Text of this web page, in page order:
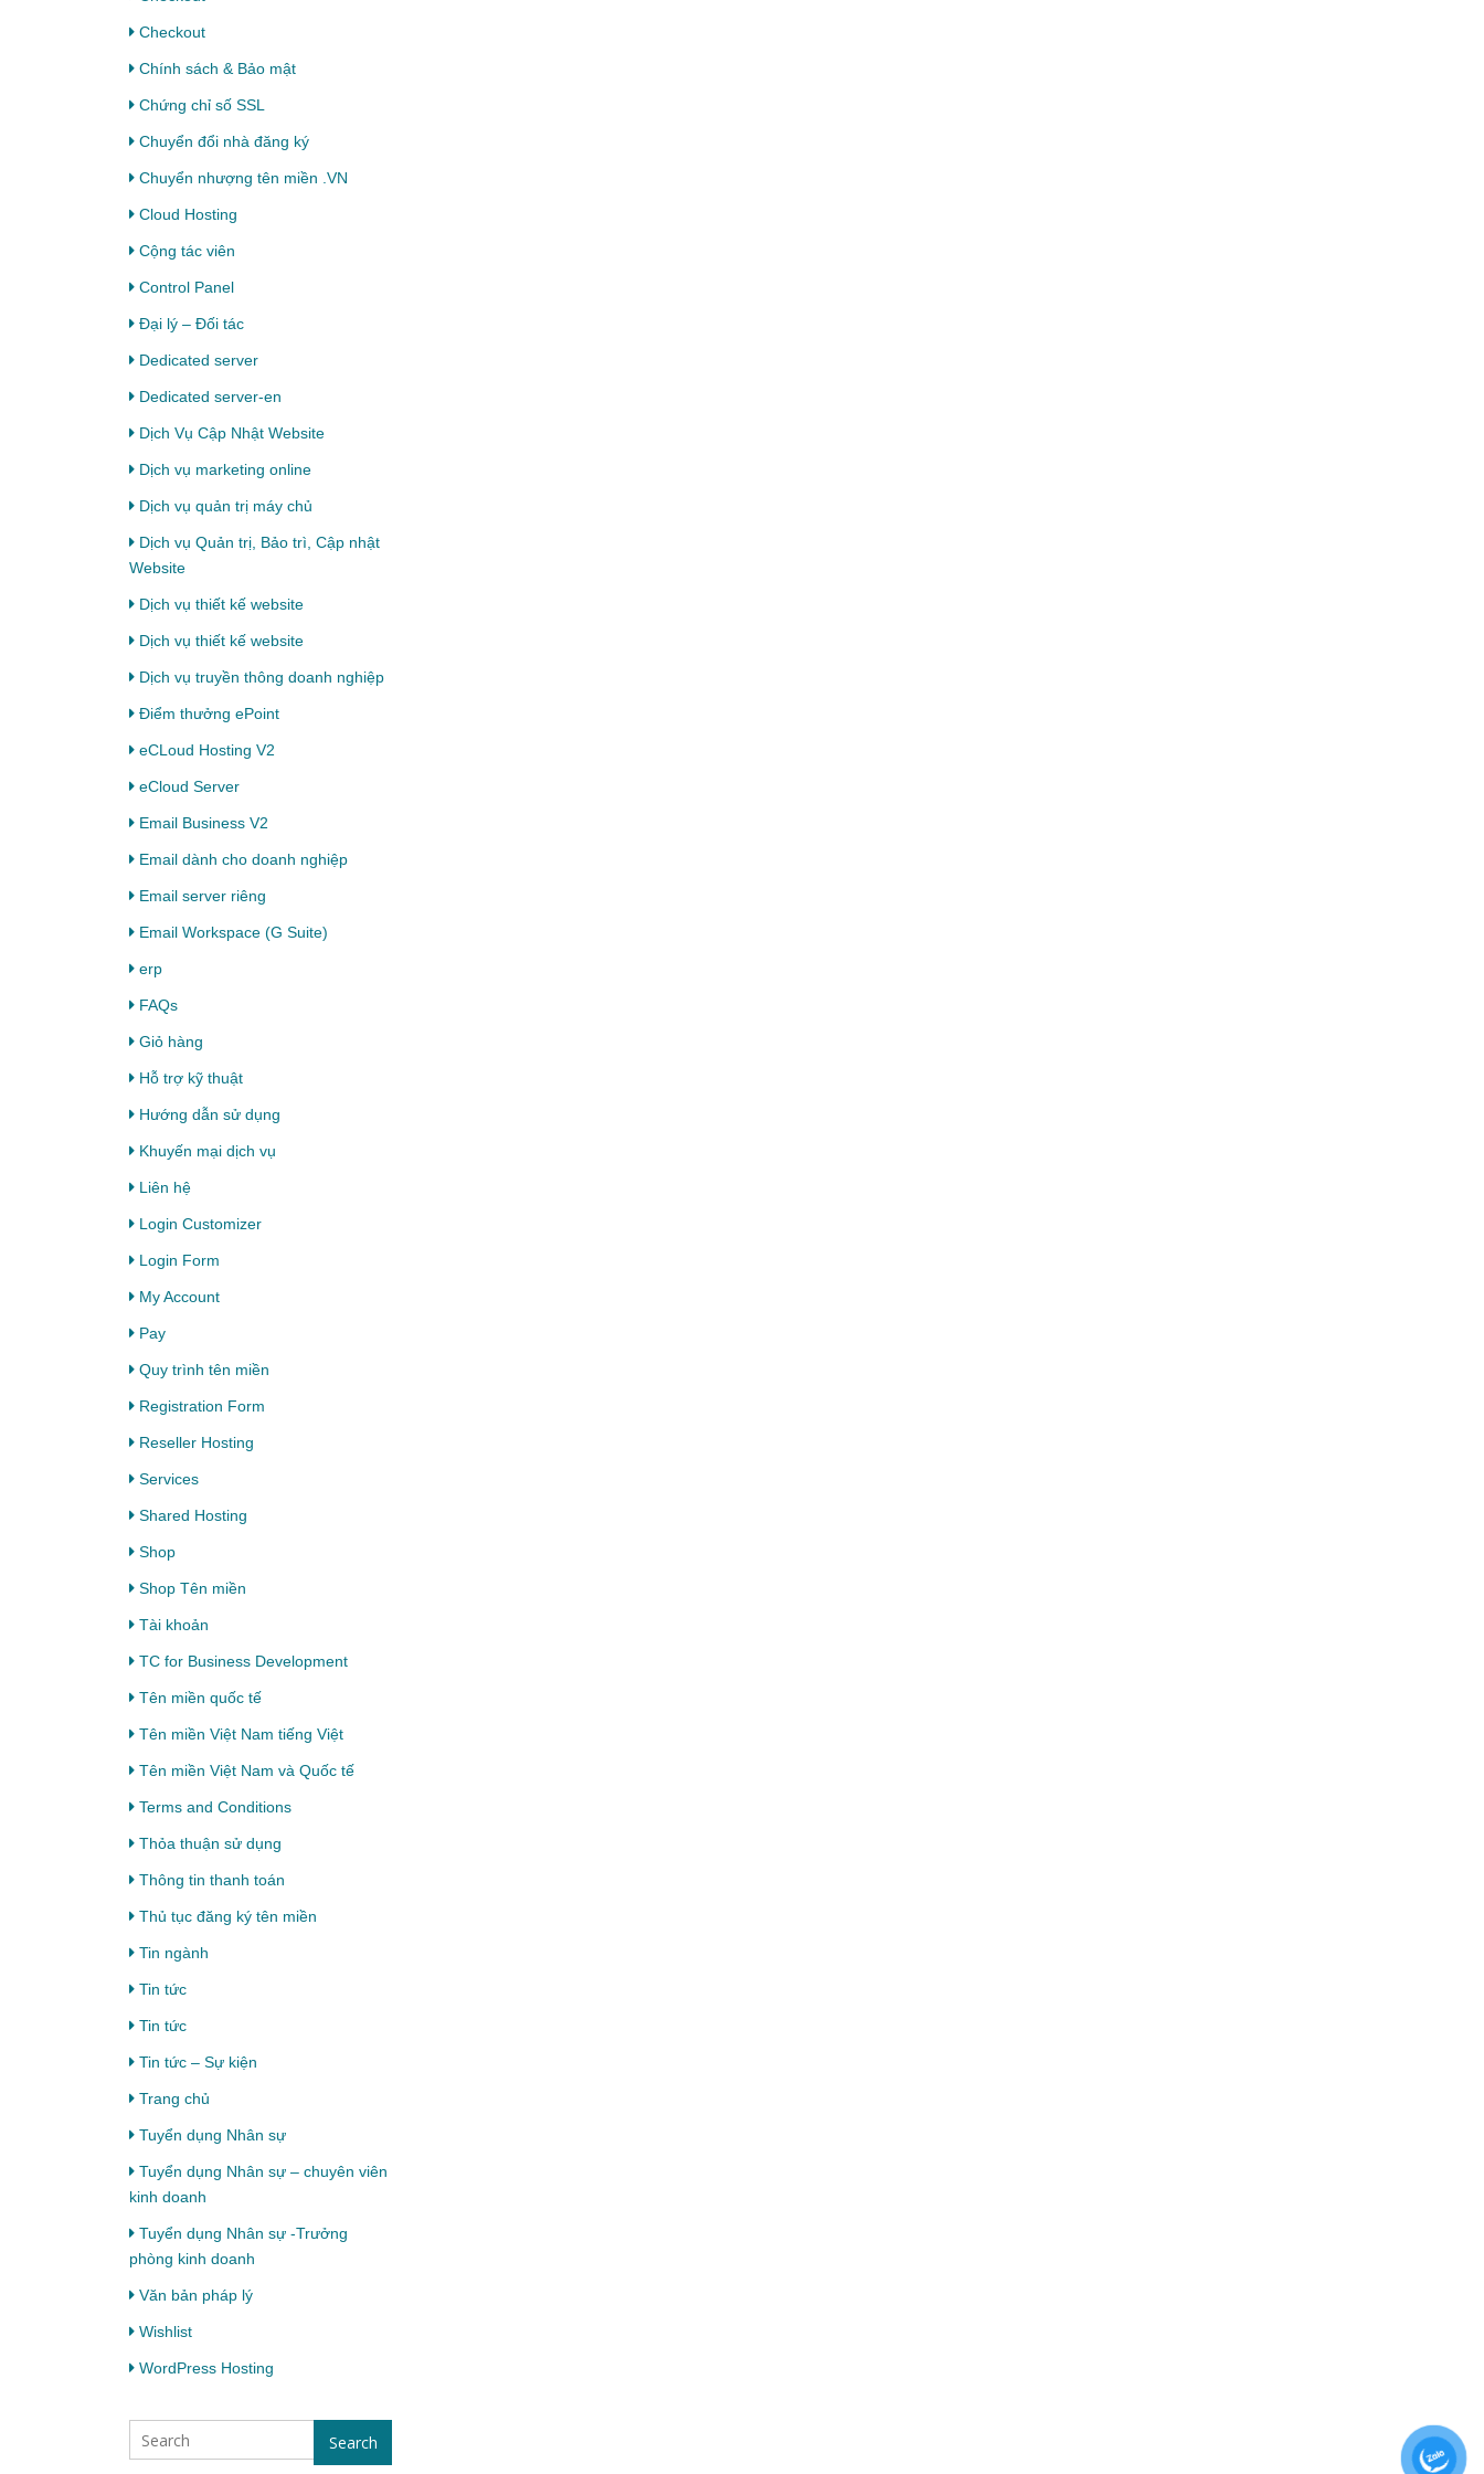
Checkout
Chính sách & Bảo mật
Chứng chỉ số SSL
Chuyển đổi nhà đăng ký
Chuyển nhượng tên miền .VN
Cloud Hosting
Cộng tác viên
Control Panel
Đại lý – Đối tác
Dedicated server
Dedicated server-en
Dịch Vụ Cập Nhật Website
Dịch vụ marketing online
Dịch vụ quản trị máy chủ
Dịch vụ Quản trị, Bảo trì, Cập nhật
Website
Dịch vụ thiết kế website
Dịch vụ thiết kế website
Dịch vụ truyền thông doanh nghiệp
Điểm thưởng ePoint
eCLoud Hosting V2
eCloud Server
Email Business V2
Email dành cho doanh nghiệp
Email server riêng
Email Workspace (G Suite)
erp
FAQs
Giỏ hàng
Hỗ trợ kỹ thuật
Hướng dẫn sử dụng
Khuyến mại dịch vụ
Liên hệ
Login Customizer
Login Form
My Account
Pay
Quy trình tên miền
Registration Form
Reseller Hosting
Services
Shared Hosting
Shop
Shop Tên miền
Tài khoản
TC for Business Development
Tên miền quốc tế
Tên miền Việt Nam tiếng Việt
Tên miền Việt Nam và Quốc tế
Terms and Conditions
Thỏa thuận sử dụng
Thông tin thanh toán
Thủ tục đăng ký tên miền
Tin ngành
Tin tức
Tin tức
Tin tức – Sự kiện
Trang chủ
Tuyển dụng Nhân sự
Tuyển dụng Nhân sự – chuyên viên
kinh doanh
Tuyển dụng Nhân sự -Trưởng
phòng kinh doanh
Văn bản pháp lý
Wishlist
WordPress Hosting
Search